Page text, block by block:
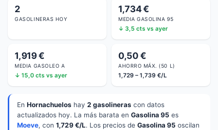
2
GASOLINERAS HOY
1,734 €
MEDIA GASOLINA 95
↓ 3,5 cts vs ayer
1,919 €
MEDIA GASOLEO A
↓ 15,0 cts vs ayer
0,50 €
AHORRO MÁX. (50 L)
1,729 – 1,739 €/L
En Hornachuelos hay 2 gasolineras con datos
actualizados hoy. La más barata en Gasolina 95 es
Moeve, con 1,729 €/L. Los precios de Gasolina 95 oscilan